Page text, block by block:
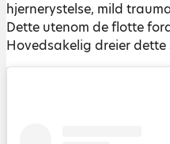
hjernerystelse, mild
Dette utenom de flotte
Hovedsakelig dreier